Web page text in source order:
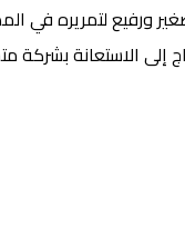
ورفيع لتمريره في
إلى الاستعانة